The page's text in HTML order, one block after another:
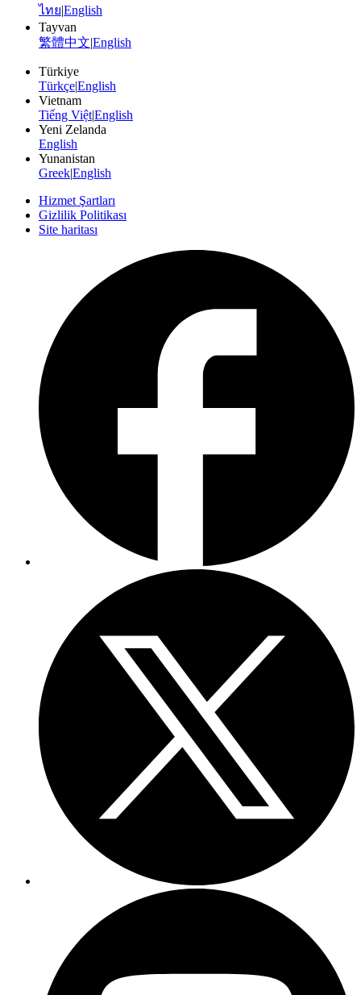
ไทย|English
Tayvan
繁體中文|English
Türkiye
Türkçe|English
Vietnam
Tiếng Việt|English
Yeni Zelanda
English
Yunanistan
Greek|English
Hizmet Şartları
Gizlilik Politikası
Site haritası